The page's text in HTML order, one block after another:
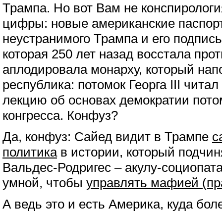
Трампа. Но вот Вам не
цифры: новые американские
неустранимого Трампа и его
которая 250 лет назад восстала
аплодировала монарху, который
республика: потомок Георга III
лекцию об основах демократии
конгресса. Конфуз?
Да, конфуз: Сайед видит в Трампе
политикав истории, который
Вальдес-Родригес – акулу-
умной, чтобы управлять мафией
А ведь это и есть Америка, куда